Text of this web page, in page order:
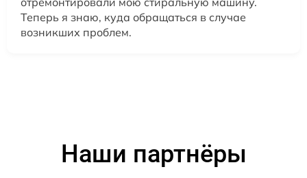
Теперь я знаю, куда обращаться в случае
возникших проблем.
Наши партнёры